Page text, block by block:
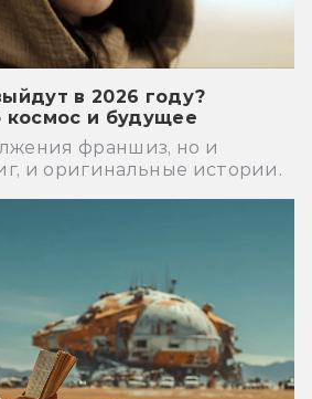
в 2026 году?
космос и будущее
франшиз, но и
и оригинальные истории.